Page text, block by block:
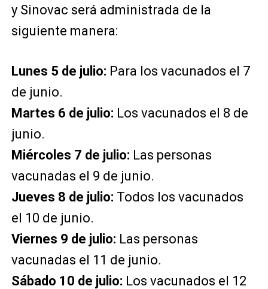
y Sinovac será administrada de la
siguiente manera:
Lunes 5 de julio: Para los vacunados el 7
de junio.
Martes 6 de julio: Los vacunados el 8 de
junio.
Miércoles 7 de julio: Las personas
vacunadas el 9 de junio.
Jueves 8 de julio: Todos los vacunados
el 10 de junio.
Viernes 9 de julio: Las personas
vacunadas el 11 de junio.
Sábado 10 de julio: Los vacunados el 12